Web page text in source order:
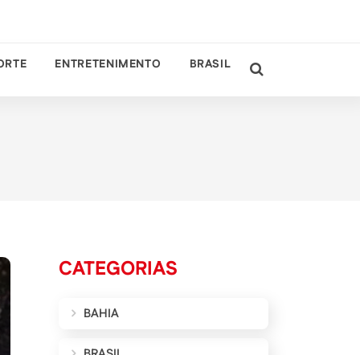
ENTRETENIMENTO BRASIL
CATEGORIAS
BAHIA